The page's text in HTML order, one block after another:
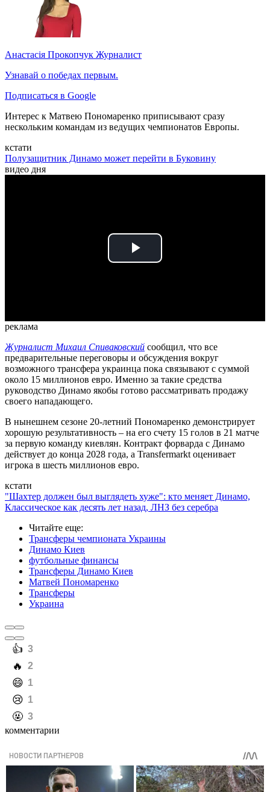
Анастасія Прокопчук Журналист
Узнавай о победах первым.
Подписаться в Google
Интерес к Матвею Пономаренко приписывают сразу
нескольким командам из ведущих чемпионатов Европы.
кстати
Полузащитник Динамо может перейти в Буковину
видео дня
Play
реклама
Журналист Михаил Спиваковский сообщил, что все
предварительные переговоры и обсуждения вокруг
возможного трансфера украинца пока связывают с суммой
около 15 миллионов евро. Именно за такие средства
руководство Динамо якобы готово рассматривать продажу
своего нападающего.
В нынешнем сезоне 20-летний Пономаренко демонстрирует
хорошую результативность – на его счету 15 голов в 21 матче
за первую команду киевлян. Контракт форварда с Динамо
действует до конца 2028 года, а Transfermarkt оценивает
игрока в шесть миллионов евро.
кстати
"Шахтер должен был выглядеть хуже": кто меняет Динамо,
Классическое как десять лет назад, ЛНЗ без серебра
Читайте еще:
Трансферы чемпионата Украины
Динамо Киев
футбольные финансы
Трансферы Динамо Киев
Матвей Пономаренко
Трансферы
Украина
️👍 3
️🔥 2
️😄 1
️😢 1
️🤬 3
комментарии